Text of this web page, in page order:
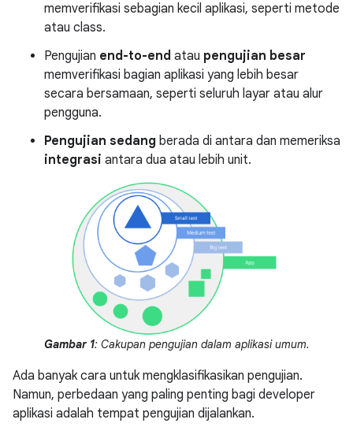
memverifikasi sebagian kecil aplikasi, seperti metode
atau class.
Pengujian end-to-end atau pengujian besar
memverifikasi bagian aplikasi yang lebih besar
secara bersamaan, seperti seluruh layar atau alur
pengguna.
Pengujian sedang berada di antara dan memeriksa
integrasi antara dua atau lebih unit.
Gambar 1: Cakupan pengujian dalam aplikasi umum.
Ada banyak cara untuk mengklasifikasikan pengujian.
Namun, perbedaan yang paling penting bagi developer
aplikasi adalah tempat pengujian dijalankan.